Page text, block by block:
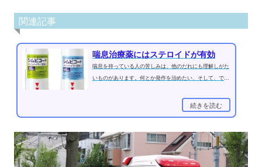
関連記事
喘息治療薬にはステロイドが有効
喘息を持っている人の苦しみは、他のだれにも理解しがた
いものがあります。何とか発作を治めたい、そして、でき
続きを読む